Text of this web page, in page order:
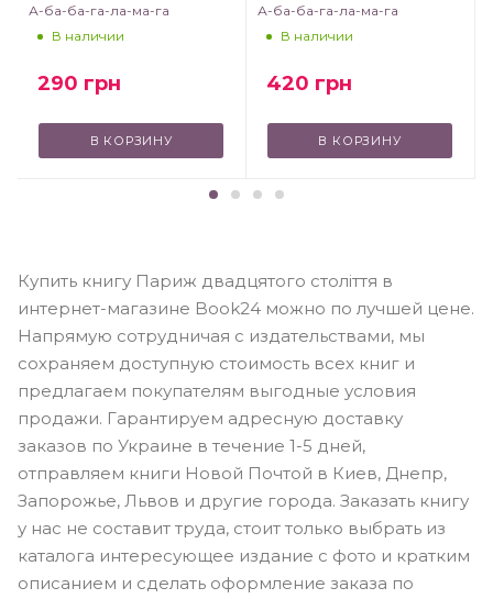
А-ба-ба-га-ла-ма-га
В наличии
290 грн
В КОРЗИНУ
А-ба-ба-га-ла-ма-га
В наличии
420 грн
В КОРЗИНУ
Купить книгу Париж двадцятого століття в
интернет-магазине Book24 можно по лучшей цене.
Напрямую сотрудничая с издательствами, мы
сохраняем доступную стоимость всех книг и
предлагаем покупателям выгодные условия
продажи. Гарантируем адресную доставку
заказов по Украине в течение 1-5 дней,
отправляем книги Новой Почтой в Киев, Днепр,
Запорожье, Львов и другие города. Заказать книгу
у нас не составит труда, стоит только выбрать из
каталога интересующее издание с фото и кратким
описанием и сделать оформление заказа по